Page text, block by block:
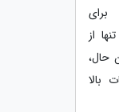
برای
از
حال،
بالا